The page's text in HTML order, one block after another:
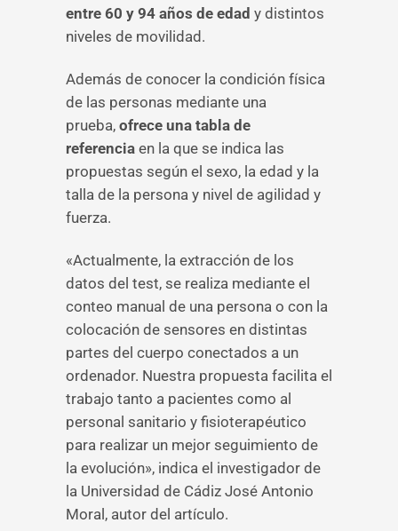
entre 60 y 94 años de edad y distintos
niveles de movilidad.
Además de conocer la condición física
de las personas mediante una
prueba, ofrece una tabla de
referencia en la que se indica las
propuestas según el sexo, la edad y la
talla de la persona y nivel de agilidad y
fuerza.
«Actualmente, la extracción de los
datos del test, se realiza mediante el
conteo manual de una persona o con la
colocación de sensores en distintas
partes del cuerpo conectados a un
ordenador. Nuestra propuesta facilita el
trabajo tanto a pacientes como al
personal sanitario y fisioterapéutico
para realizar un mejor seguimiento de
la evolución», indica el investigador de
la Universidad de Cádiz José Antonio
Moral, autor del artículo.